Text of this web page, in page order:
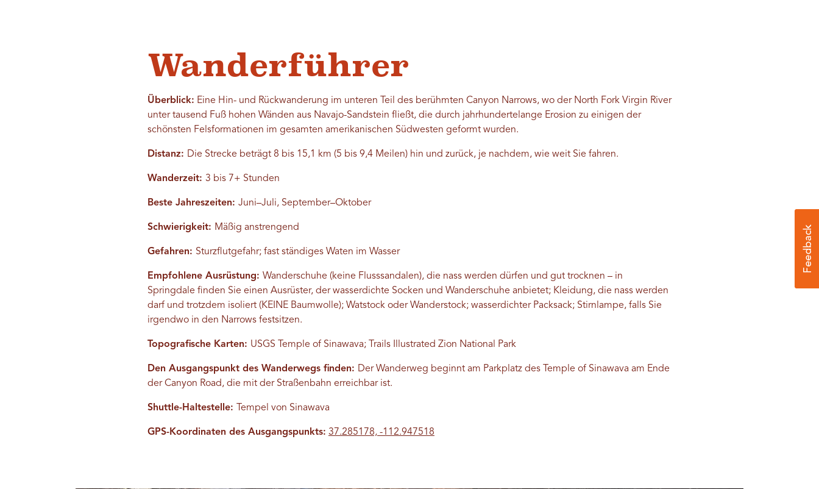
Wanderführer
Überblick: Eine Hin- und Rückwanderung im unteren Teil des berühmten Canyon Narrows, wo der North Fork Virgin River
unter tausend Fuß hohen Wänden aus Navajo-Sandstein fließt, die durch jahrhundertelange Erosion zu einigen der
schönsten Felsformationen im gesamten amerikanischen Südwesten geformt wurden.
Distanz: Die Strecke beträgt 8 bis 15,1 km (5 bis 9,4 Meilen) hin und zurück, je nachdem, wie weit Sie fahren.
Wanderzeit: 3 bis 7+ Stunden
Beste Jahreszeiten: Juni–Juli, September–Oktober
Schwierigkeit: Mäßig anstrengend
Gefahren: Sturzflutgefahr; fast ständiges Waten im Wasser
Empfohlene Ausrüstung: Wanderschuhe (keine Flusssandalen), die nass werden dürfen und gut trocknen – in
Springdale finden Sie einen Ausrüster, der wasserdichte Socken und Wanderschuhe anbietet; Kleidung, die nass werden
darf und trotzdem isoliert (KEINE Baumwolle); Watstock oder Wanderstock; wasserdichter Packsack; Stirnlampe, falls Sie
irgendwo in den Narrows festsitzen.
Topografische Karten: USGS Temple of Sinawava; Trails Illustrated Zion National Park
Den Ausgangspunkt des Wanderwegs finden: Der Wanderweg beginnt am Parkplatz des Temple of Sinawava am Ende
der Canyon Road, die mit der Straßenbahn erreichbar ist.
Shuttle-Haltestelle: Tempel von Sinawava
GPS-Koordinaten des Ausgangspunkts: 37.285178, -112.947518